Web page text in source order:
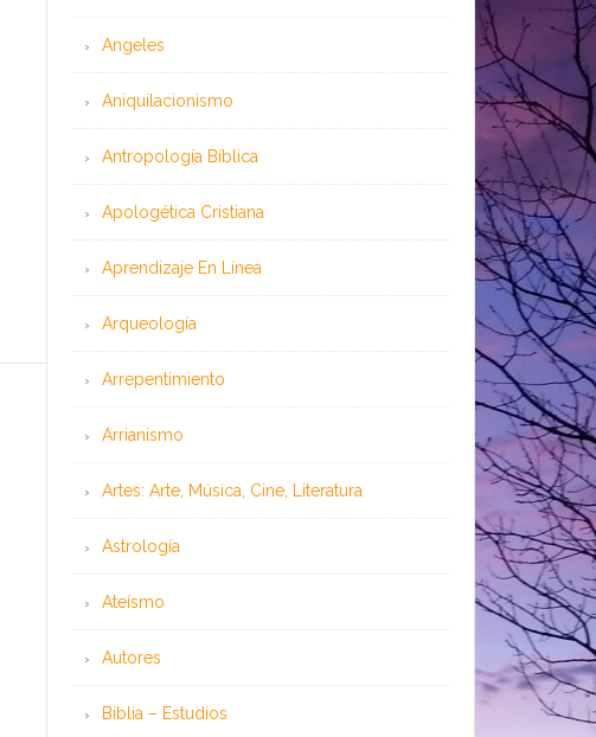
Angeles
Aniquilacionismo
Antropología Bíblica
Apologética Cristiana
Aprendizaje En Línea
Arqueología
Arrepentimiento
Arrianismo
Artes: Arte, Música, Cine, Literatura
Astrología
Ateísmo
Autores
Biblia – Estudios